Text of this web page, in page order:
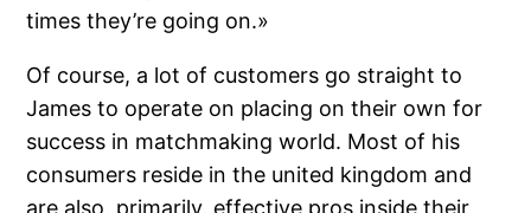
times they’re going on.»
Of course, a lot of customers go straight to
James to operate on placing on their own for
success in matchmaking world. Most of his
consumers reside in the united kingdom and
are also, primarily, effective pros inside their